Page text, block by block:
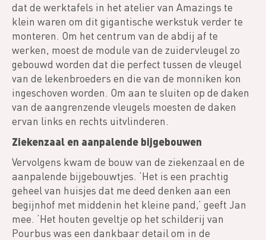
dat de werktafels in het atelier van Amazings te
klein waren om dit gigantische werkstuk verder te
monteren. Om het centrum van de abdij af te
werken, moest de module van de zuidervleugel zo
gebouwd worden dat die perfect tussen de vleugel
van de lekenbroeders en die van de monniken kon
ingeschoven worden. Om aan te sluiten op de daken
van de aangrenzende vleugels moesten de daken
ervan links en rechts uitvlinderen.
Ziekenzaal en aanpalende bijgebouwen
Vervolgens kwam de bouw van de ziekenzaal en de
aanpalende bijgebouwtjes. ‘Het is een prachtig
geheel van huisjes dat me deed denken aan een
begijnhof met middenin het kleine pand,’ geeft Jan
mee. ‘Het houten geveltje op het schilderij van
Pourbus was een dankbaar detail om in de